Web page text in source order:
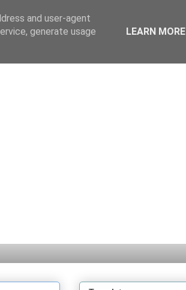
and user-agent
generate usage
LEARN MORE